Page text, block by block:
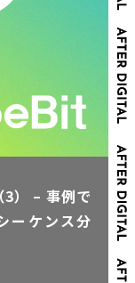
） – 事例で
ーケンス分